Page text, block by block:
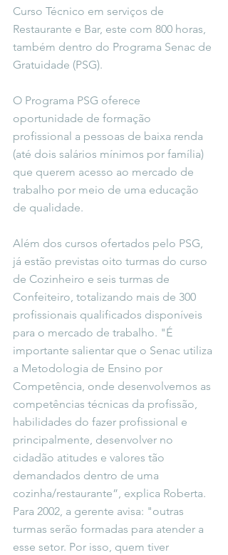
Curso Técnico em serviços de
Restaurante e Bar, este com 800 horas,
também dentro do Programa Senac de
Gratuidade (PSG).
O Programa PSG oferece
oportunidade de formação
profissional a pessoas de baixa renda
(até dois salários mínimos por família)
que querem acesso ao mercado de
trabalho por meio de uma educação
de qualidade.
Além dos cursos ofertados pelo PSG,
já estão previstas oito turmas do curso
de Cozinheiro e seis turmas de
Confeiteiro, totalizando mais de 300
profissionais qualificados disponíveis
para o mercado de trabalho. "É
importante salientar que o Senac utiliza
a Metodologia de Ensino por
Competência, onde desenvolvemos as
competências técnicas da profissão,
habilidades do fazer profissional e
principalmente, desenvolver no
cidadão atitudes e valores tão
demandados dentro de uma
cozinha/restaurante”, explica Roberta.
Para 2002, a gerente avisa: "outras
turmas serão formadas para atender a
esse setor. Por isso, quem tiver